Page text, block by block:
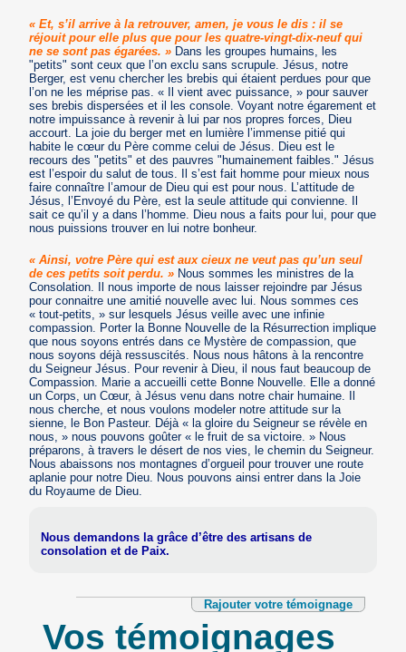
« Et, s’il arrive à la retrouver, amen, je vous le dis : il se
réjouit pour elle plus que pour les quatre-vingt-dix-neuf qui
ne se sont pas égarées. » Dans les groupes humains, les
"petits" sont ceux que l’on exclu sans scrupule. Jésus, notre
Berger, est venu chercher les brebis qui étaient perdues pour que
l’on ne les méprise pas. « Il vient avec puissance, » pour sauver
ses brebis dispersées et il les console. Voyant notre égarement et
notre impuissance à revenir à lui par nos propres forces, Dieu
accourt. La joie du berger met en lumière l’immense pitié qui
habite le cœur du Père comme celui de Jésus. Dieu est le
recours des "petits" et des pauvres "humainement faibles." Jésus
est l’espoir du salut de tous. Il s’est fait homme pour mieux nous
faire connaître l’amour de Dieu qui est pour nous. L’attitude de
Jésus, l’Envoyé du Père, est la seule attitude qui convienne. Il
sait ce qu’il y a dans l’homme. Dieu nous a faits pour lui, pour que
nous puissions trouver en lui notre bonheur.
« Ainsi, votre Père qui est aux cieux ne veut pas qu’un seul
de ces petits soit perdu. » Nous sommes les ministres de la
Consolation. Il nous importe de nous laisser rejoindre par Jésus
pour connaitre une amitié nouvelle avec lui. Nous sommes ces
« tout-petits, » sur lesquels Jésus veille avec une infinie
compassion. Porter la Bonne Nouvelle de la Résurrection implique
que nous soyons entrés dans ce Mystère de compassion, que
nous soyons déjà ressuscités. Nous nous hâtons à la rencontre
du Seigneur Jésus. Pour revenir à Dieu, il nous faut beaucoup de
Compassion. Marie a accueilli cette Bonne Nouvelle. Elle a donné
un Corps, un Cœur, à Jésus venu dans notre chair humaine. Il
nous cherche, et nous voulons modeler notre attitude sur la
sienne, le Bon Pasteur. Déjà « la gloire du Seigneur se révèle en
nous, » nous pouvons goûter « le fruit de sa victoire. » Nous
préparons, à travers le désert de nos vies, le chemin du Seigneur.
Nous abaissons nos montagnes d’orgueil pour trouver une route
aplanie pour notre Dieu. Nous pouvons ainsi entrer dans la Joie
du Royaume de Dieu.
Nous demandons la grâce d’être des artisans de
consolation et de Paix.
Rajouter votre témoignage
Vos témoignages